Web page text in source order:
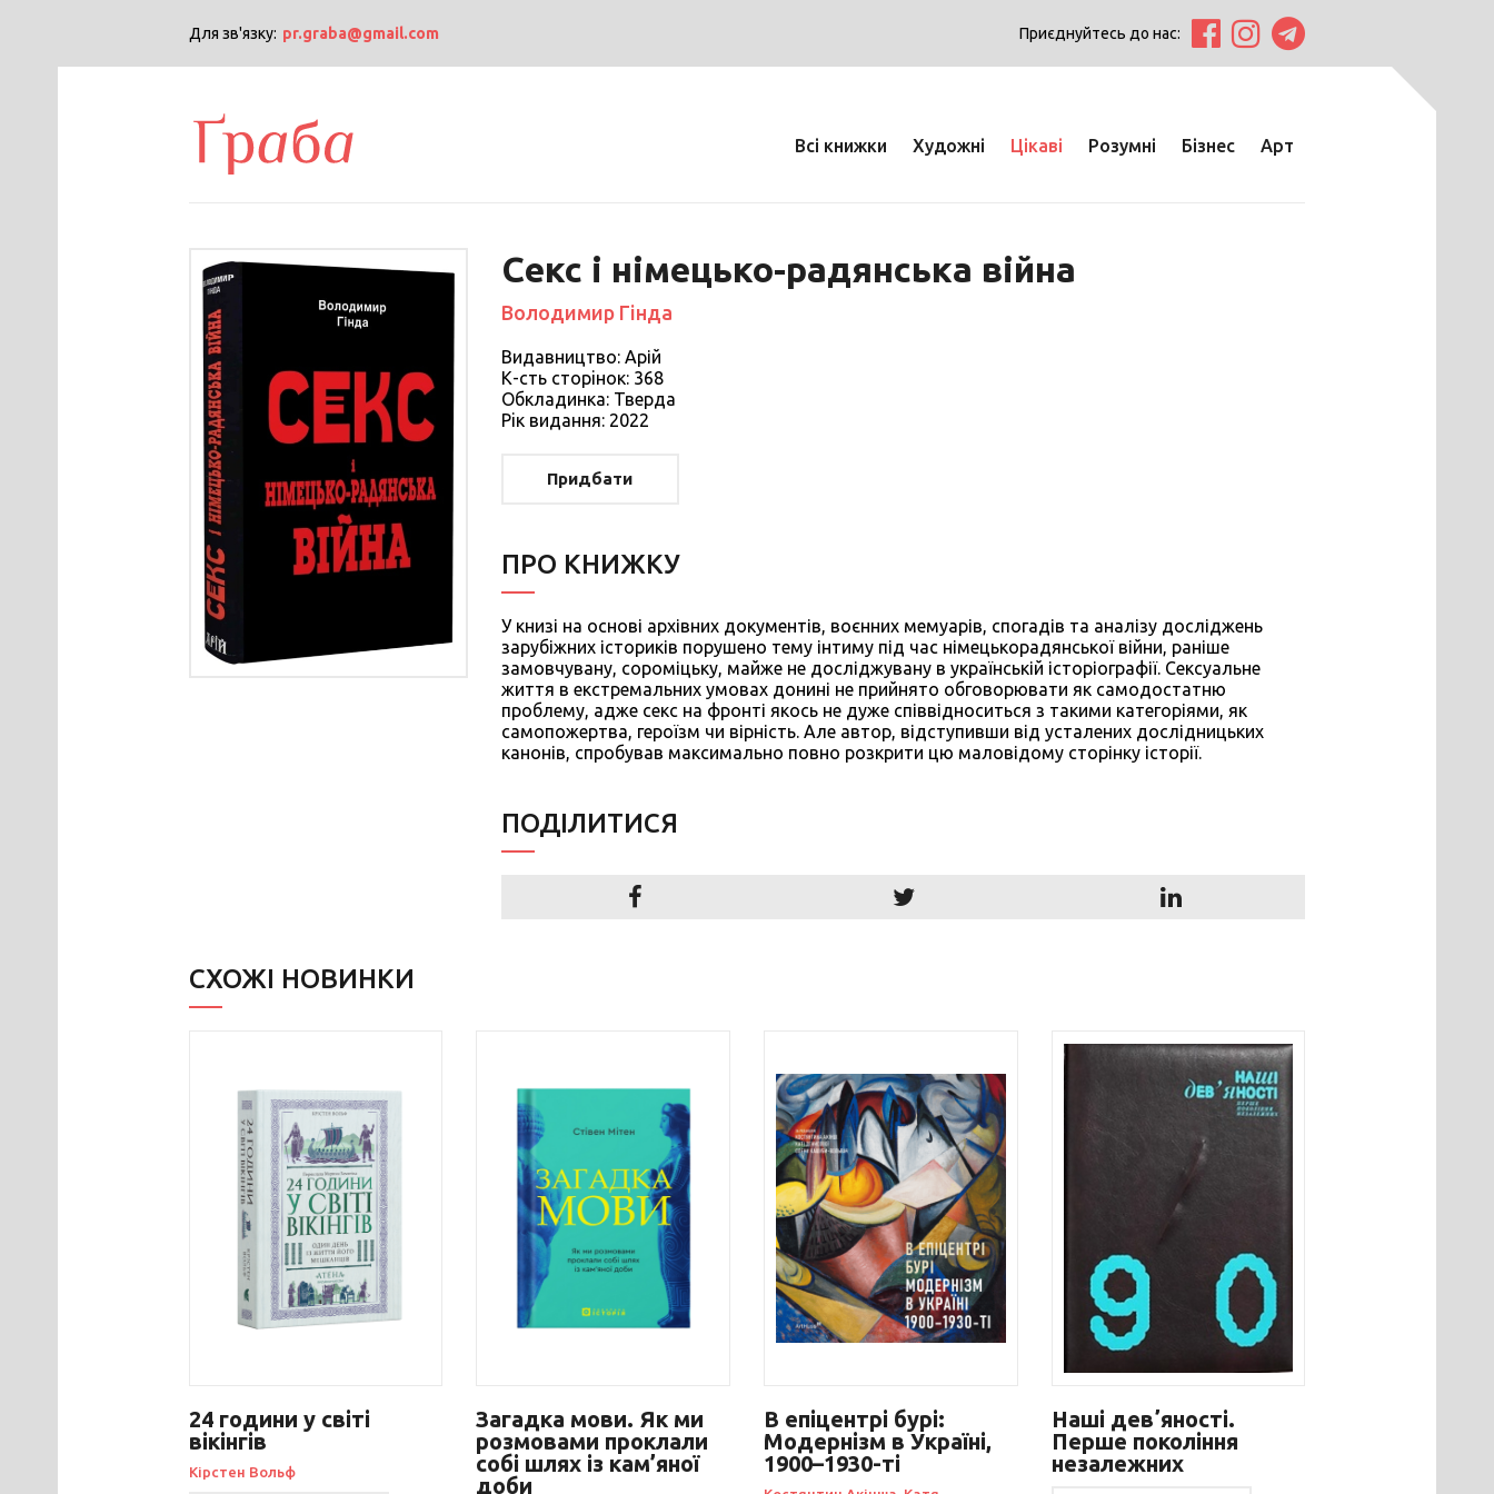
Для зв'язку: pr.graba@gmail.com Приєднуйтесь до нас:
Всі книжки Художні Цікаві Розумні Бізнес Арт
Секс і німецько-радянська війна
Володимир Гінда
Видавництво: Арій
К-сть сторiнок: 368
Обкладинка: Тверда
Рiк видання: 2022
Придбати
ПРО КНИЖКУ
У книзі на основі архівних документів, воєнних мемуарів, спогадів та аналізу досліджень
зарубіжних істориків порушено тему інтиму під час німецькорадянської війни, раніше
замовчувану, сороміцьку, майже не досліджувану в українській історіографії. Сексуальне
життя в екстремальних умовах донині не прийнято обговорювати як самодостатню
проблему, адже секс на фронті якось не дуже співвідноситься з такими категоріями, як
самопожертва, героїзм чи вірність. Але автор, відступивши від усталених дослідницьких
канонів, спробував максимально повно розкрити цю маловідому сторінку історії.
ПОДIЛИТИСЯ
СХОЖІ НОВИНКИ
24 години у світі
вікінгів
Кірстен Вольф
Загадка мови. Як ми
розмовами проклали
собі шлях із кам’яної
доби
В епіцентрі бурі:
Модернізм в Україні,
1900–1930-ті
Наші девʼяності.
Перше покоління
незалежних